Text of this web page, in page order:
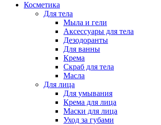
Косметика
Для тела
Мыла и гели
Аксессуары для тела
Дезодоранты
Для ванны
Крема
Скраб для тела
Масла
Для лица
Для умывания
Крема для лица
Маски для лица
Уход за губами